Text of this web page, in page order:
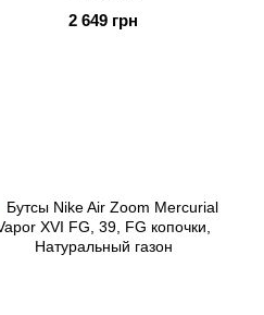
2 649 грн